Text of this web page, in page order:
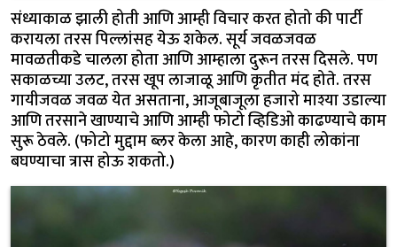
संध्याकाळ झाली होती आणि आम्ही विचार करत होतो की पार्टी
करायला तरस पिल्लांसह येऊ शकेल. सूर्य जवळजवळ
मावळतीकडे चालला होता आणि आम्हाला दुरून तरस दिसले. पण
सकाळच्या उलट, तरस खूप लाजाळू आणि कृतीत मंद होते. तरस
गायीजवळ जवळ येत असताना, आजूबाजूला हजारो माश्या उडाल्या
आणि तरसाने खाण्याचे आणि आम्ही फोटो व्हिडिओ काढण्याचे काम
सुरू ठेवले. (फोटो मुद्दाम ब्लर केला आहे, कारण काही लोकांना
बघण्याचा त्रास होऊ शकतो.)